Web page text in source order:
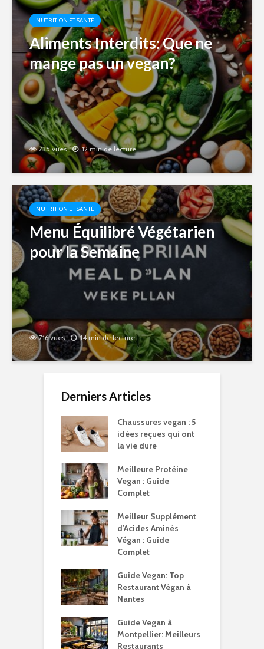
NUTRITION ET SANTÉ
Aliments Interdits: Que ne
mange pas un vegan?
735 vues 12 min de lecture
NUTRITION ET SANTÉ
Menu Équilibré Végétarien
pour la Semaine
716 vues 14 min de lecture
Derniers Articles
Chaussures vegan : 5
idées reçues qui ont
la vie dure
Meilleure Protéine
Vegan : Guide
Complet
Meilleur Supplément
d’Acides Aminés
Végan : Guide
Complet
Guide Vegan: Top
Restaurant Végan à
Nantes
Guide Vegan à
Montpellier: Meilleurs
Restaurants